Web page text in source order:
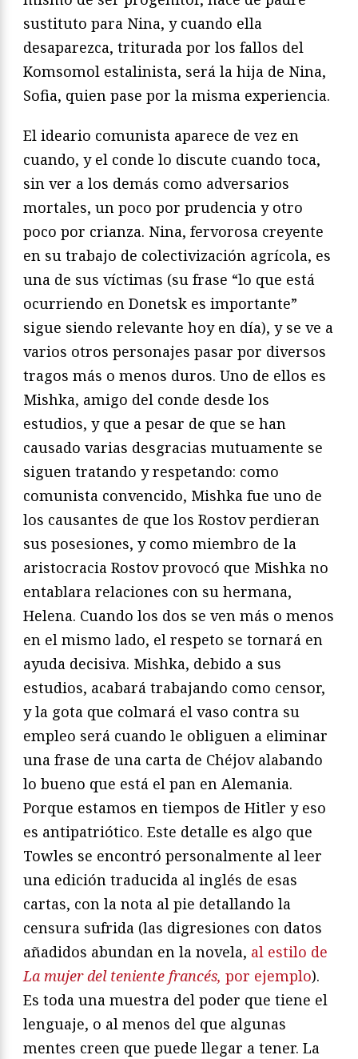
sustituto para Nina, y cuando ella
desaparezca, triturada por los fallos del
Komsomol estalinista, será la hija de Nina,
Sofia, quien pase por la misma experiencia.
El ideario comunista aparece de vez en
cuando, y el conde lo discute cuando toca,
sin ver a los demás como adversarios
mortales, un poco por prudencia y otro
poco por crianza. Nina, fervorosa creyente
en su trabajo de colectivización agrícola, es
una de sus víctimas (su frase “lo que está
ocurriendo en Donetsk es importante”
sigue siendo relevante hoy en día), y se ve a
varios otros personajes pasar por diversos
tragos más o menos duros. Uno de ellos es
Mishka, amigo del conde desde los
estudios, y que a pesar de que se han
causado varias desgracias mutuamente se
siguen tratando y respetando: como
comunista convencido, Mishka fue uno de
los causantes de que los Rostov perdieran
sus posesiones, y como miembro de la
aristocracia Rostov provocó que Mishka no
entablara relaciones con su hermana,
Helena. Cuando los dos se ven más o menos
en el mismo lado, el respeto se tornará en
ayuda decisiva. Mishka, debido a sus
estudios, acabará trabajando como censor,
y la gota que colmará el vaso contra su
empleo será cuando le obliguen a eliminar
una frase de una carta de Chéjov alabando
lo bueno que está el pan en Alemania.
Porque estamos en tiempos de Hitler y eso
es antipatriótico. Este detalle es algo que
Towles se encontró personalmente al leer
una edición traducida al inglés de esas
cartas, con la nota al pie detallando la
censura sufrida (las digresiones con datos
añadidos abundan en la novela, al estilo de
La mujer del teniente francés, por ejemplo).
Es toda una muestra del poder que tiene el
lenguaje, o al menos del que algunas
mentes creen que puede llegar a tener. La